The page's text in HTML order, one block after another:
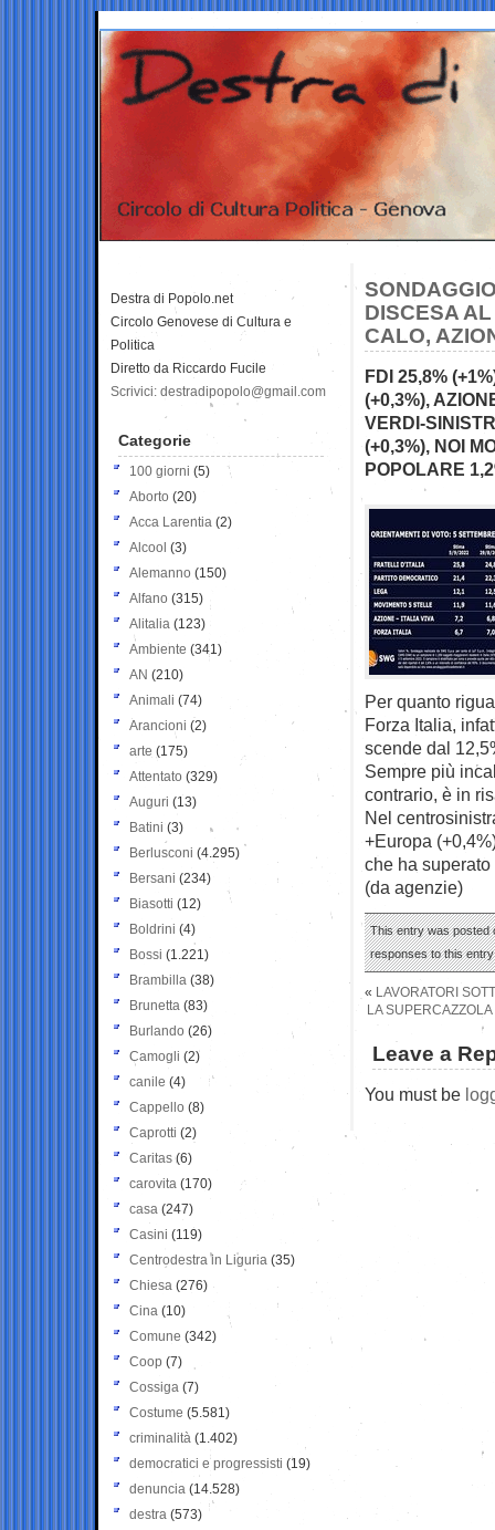
DISCESA
CALO,
FDI 25,8%
(+0,3%),
VERDI-
(+0,3%), NOI
POPOLARE
Per quanto
Forza Italia,
scende dal
Sempre più
contrario, è in
Nel
+Europa
che ha superato
(da agenzie)
This entry was posted
responses to this
« LAVORATORI
LA
Leave a
You must be
Destra di Popolo.net
Circolo Genovese di Cultura e
Politica
Diretto da Riccardo Fucile
Scrivici: destradipopolo@gmail.com
Categorie
100 giorni (5)
Aborto (20)
Acca Larentia (2)
Alcool (3)
Alemanno (150)
Alfano (315)
Alitalia (123)
Ambiente (341)
AN (210)
Animali (74)
Arancioni (2)
arte (175)
Attentato (329)
Auguri (13)
Batini (3)
Berlusconi (4.295)
Bersani (234)
Biasotti (12)
Boldrini (4)
Bossi (1.221)
Brambilla (38)
Brunetta (83)
Burlando (26)
Camogli (2)
canile (4)
Cappello (8)
Caprotti (2)
Caritas (6)
carovita (170)
casa (247)
Casini (119)
Centrodestra in Liguria (35)
Chiesa (276)
Cina (10)
Comune (342)
Coop (7)
Cossiga (7)
Costume (5.581)
criminalità (1.402)
democratici e progressisti (19)
denuncia (14.528)
destra (573)